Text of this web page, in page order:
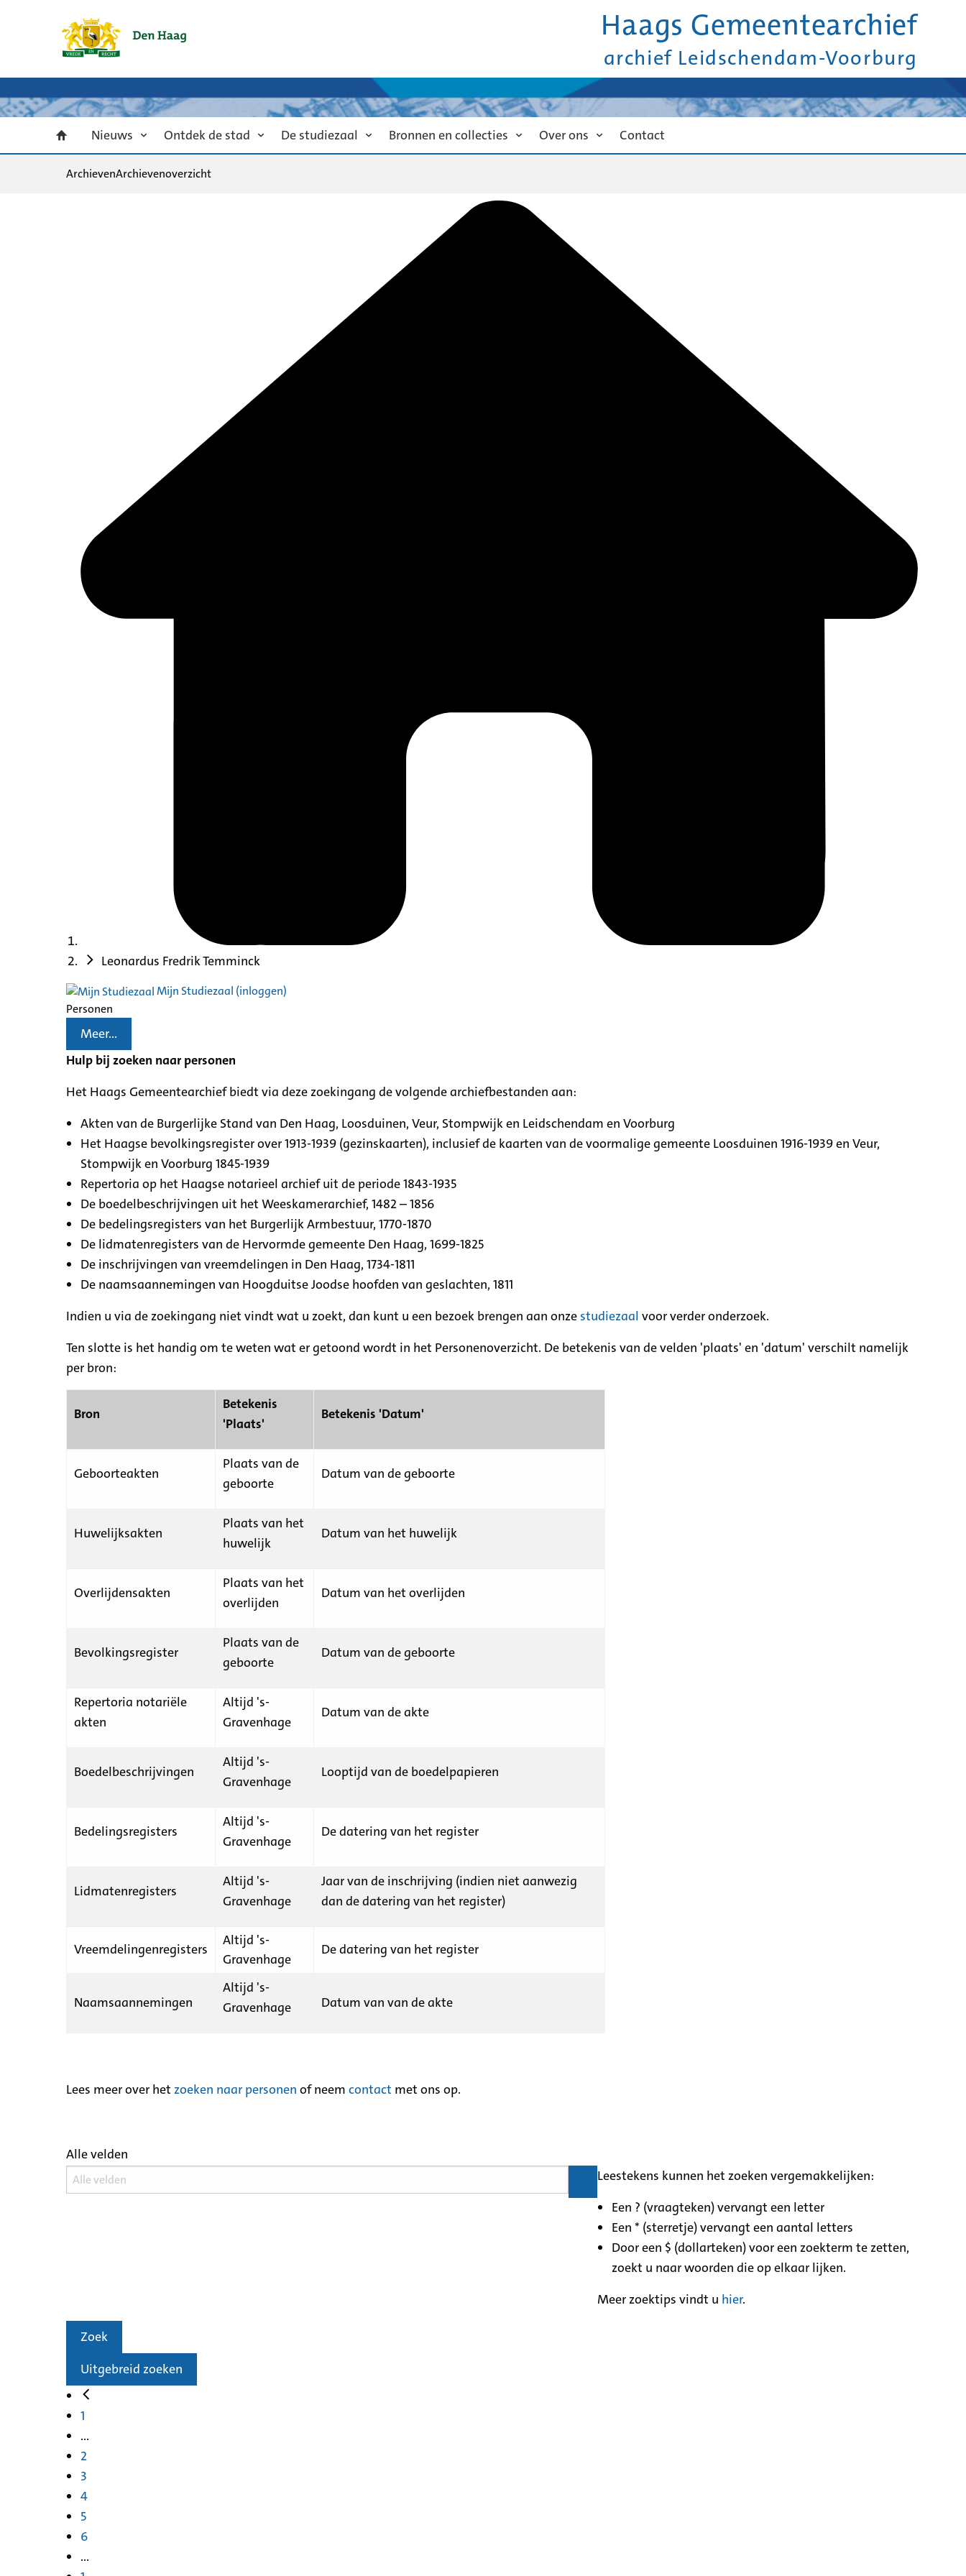
Haags Gemeentearchief
archief Leidschendam-Voorburg
Nieuws Ontdek de stad De studiezaal Bronnen en collecties Over ons Contact
ArchievenArchievenoverzicht
Leonardus Fredrik Temminck
Mijn Studiezaal (inloggen)
Personen
Meer...
Hulp bij zoeken naar personen
Het Haags Gemeentearchief biedt via deze zoekingang de volgende archiefbestanden aan:
Akten van de Burgerlijke Stand van Den Haag, Loosduinen, Veur, Stompwijk en Leidschendam en Voorburg
Het Haagse bevolkingsregister over 1913-1939 (gezinskaarten), inclusief de kaarten van de voormalige gemeente Loosduinen 1916-1939 en Veur,
Stompwijk en Voorburg 1845-1939
Repertoria op het Haagse notarieel archief uit de periode 1843-1935
De boedelbeschrijvingen uit het Weeskamerarchief, 1482 – 1856
De bedelingsregisters van het Burgerlijk Armbestuur, 1770-1870
De lidmatenregisters van de Hervormde gemeente Den Haag, 1699-1825
De inschrijvingen van vreemdelingen in Den Haag, 1734-1811
De naamsaannemingen van Hoogduitse Joodse hoofden van geslachten, 1811
Indien u via de zoekingang niet vindt wat u zoekt, dan kunt u een bezoek brengen aan onze studiezaal voor verder onderzoek.
Ten slotte is het handig om te weten wat er getoond wordt in het Personenoverzicht. De betekenis van de velden 'plaats' en 'datum' verschilt namelijk
per bron:
Bron
Betekenis
'Plaats'
Betekenis 'Datum'
Geboorteakten
Plaats van de
geboorte
Datum van de geboorte
Huwelijksakten
Plaats van het
huwelijk
Datum van het huwelijk
Overlijdensakten
Plaats van het
overlijden
Datum van het overlijden
Bevolkingsregister
Plaats van de
geboorte
Datum van de geboorte
Repertoria notariële
akten
Altijd 's-
Gravenhage
Datum van de akte
Boedelbeschrijvingen
Altijd 's-
Gravenhage
Looptijd van de boedelpapieren
Bedelingsregisters
Altijd 's-
Gravenhage
De datering van het register
Lidmatenregisters
Altijd 's-
Gravenhage
Jaar van de inschrijving (indien niet aanwezig
dan de datering van het register)
Vreemdelingenregisters
Altijd 's-
Gravenhage
De datering van het register
Naamsaannemingen
Altijd 's-
Gravenhage
Datum van van de akte
Lees meer over het zoeken naar personen of neem contact met ons op.
Alle velden
Leestekens kunnen het zoeken vergemakkelijken:
Een ? (vraagteken) vervangt een letter
Een * (sterretje) vervangt een aantal letters
Door een $ (dollarteken) voor een zoekterm te zetten,
zoekt u naar woorden die op elkaar lijken.
Meer zoektips vindt u hier.
Zoek
Uitgebreid zoeken
1
...
2
3
4
5
6
...